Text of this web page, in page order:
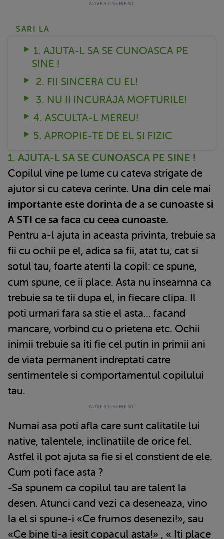
SARI LA
1. AJUTA-L SA SE CUNOASCA PE
SINE !
2. FII SINCERA CU EL!
3. NU II INCURAJA MOFTURILE!
4. ASCULTA-L MEREU!
5. APROPIE-TE DE EL SI FIZIC
1. AJUTA-L SA SE CUNOASCA PE SINE !
Copilul vine pe lume cu cateva strigate de
ajutor si cu cateva cerinte. Una din cele mai
importante este dorinta de a se cunoaste si
A STI ce sa faca cu ceea cunoaste.
Pentru a-l ajuta in aceasta privinta, trebuie sa
fii cu ochii pe el, adica sa fii, atat tu, cat si
sotul tau, foarte atenti la copil: ce spune,
cum spune, ce ii place. Asta nu inseamna ca
trebuie sa te tii dupa el, in fiecare clipa. Il
poti urmari fara sa stie el asta... facand
mancare, vorbind cu o prietena etc. Ochii
inimii trebuie sa iti fie cel putin in primii ani
de viata permanent indreptati catre
sentimentele si comportamentul copilului
tau.
Numai asa poti afla care sunt calitatile lui
native, talentele, inclinatiile de orice fel.
Astfel il pot ajuta sa fie si el constient de ele.
Cum poti face asta ?
-Sa spunem ca copilul tau are talent la
desen. Atunci cand vezi ca deseneaza, vino
la el si spune-i «Ce frumos desenezi!», sau
«Ce bine ti-a iesit copacul asta!» , « Iti place